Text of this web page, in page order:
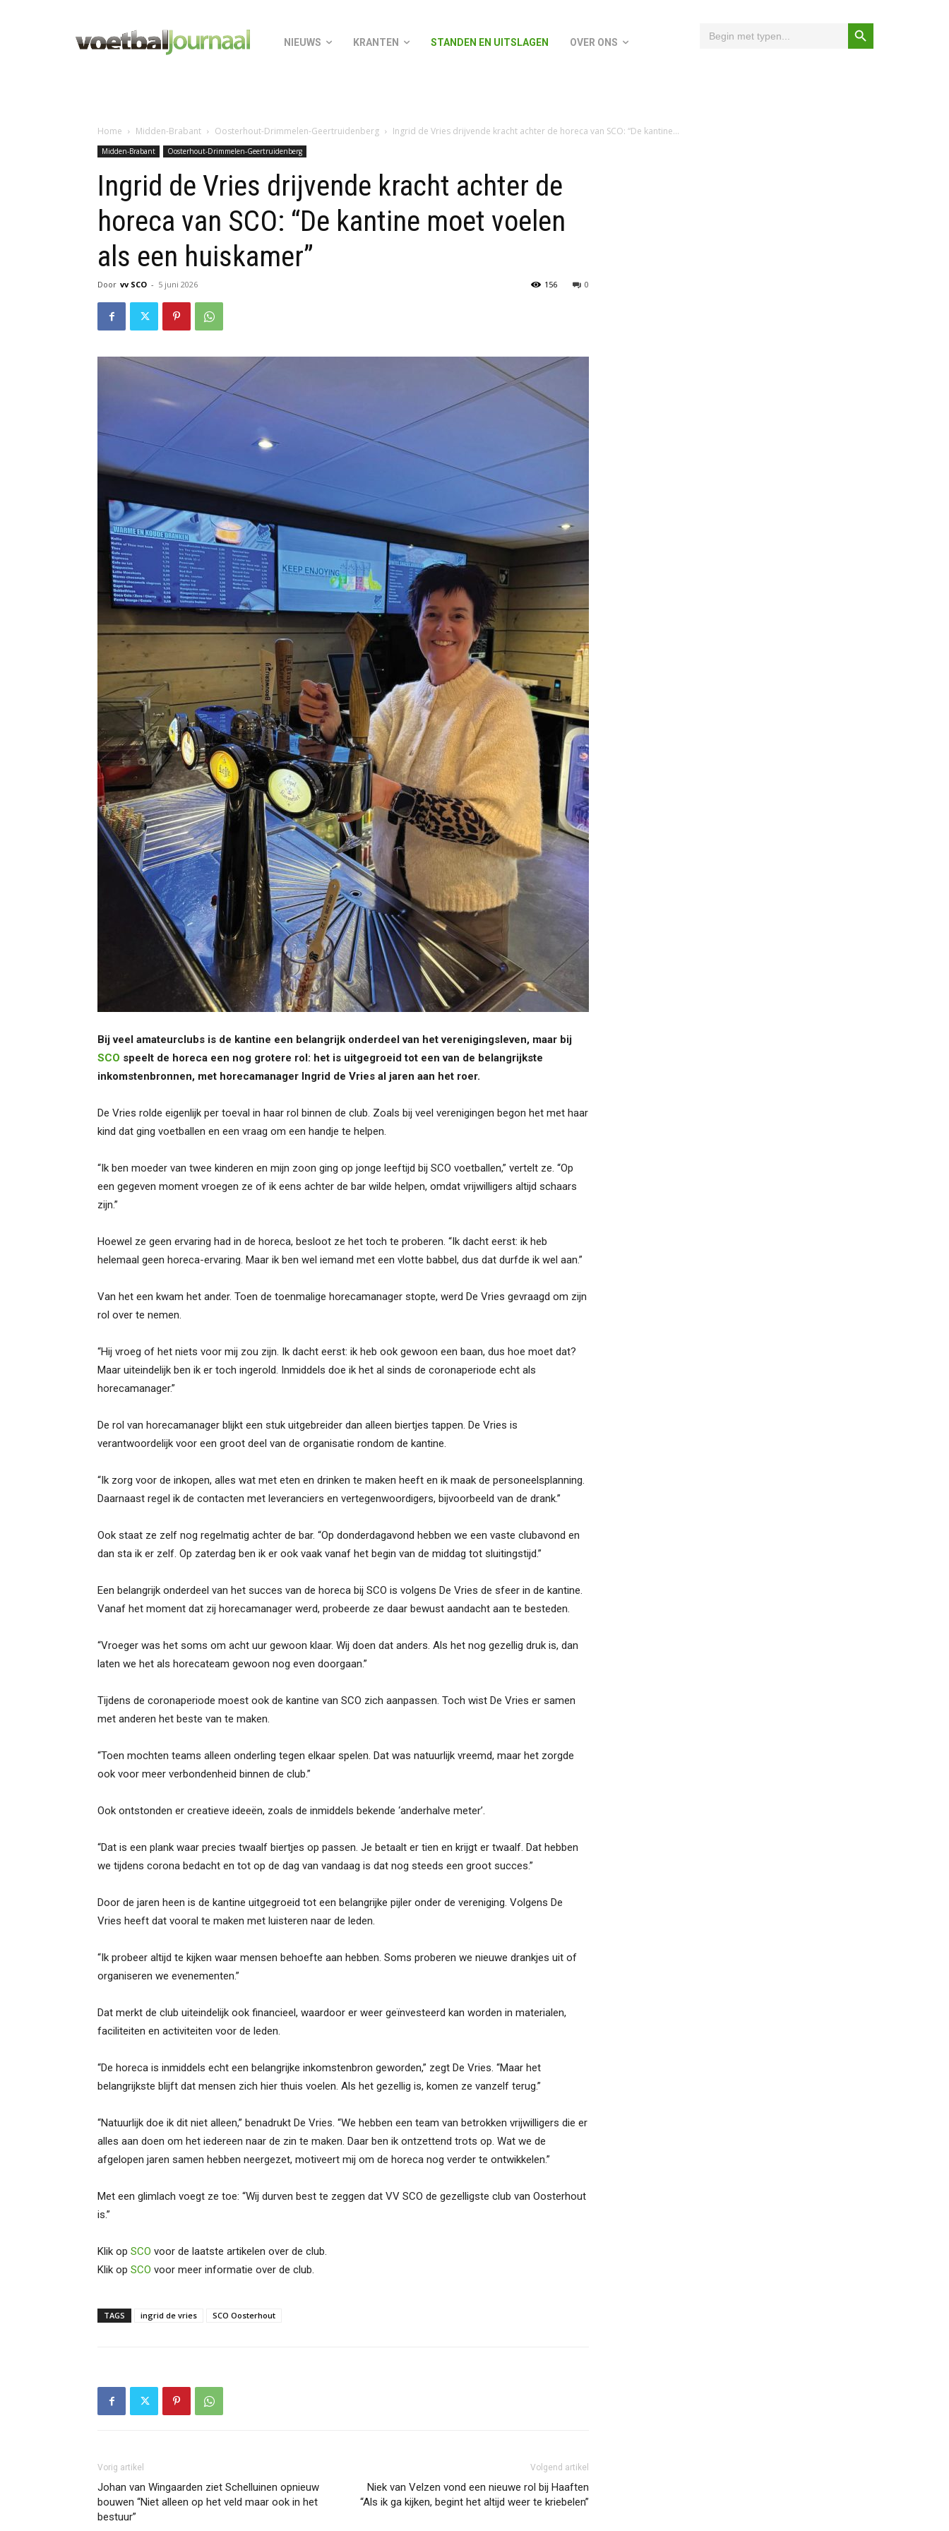
NIEUWS KRANTEN STANDEN EN UITSLAGEN OVER ONS naar:
Zoekknop
Home Midden-Brabant Oosterhout-Drimmelen-Geertruidenberg Ingrid de Vries drijvende kracht achter de horeca van SCO: “De kantine...
Midden-Brabant Oosterhout-Drimmelen-Geertruidenberg
Ingrid de Vries drijvende kracht achter de
horeca van SCO: “De kantine moet voelen
als een huiskamer”
Door vv SCO - 5 juni 2026 0
156
Bij veel amateurclubs is de kantine een belangrijk onderdeel van het verenigingsleven, maar bij
SCO speelt de horeca een nog grotere rol: het is uitgegroeid tot een van de belangrijkste
inkomstenbronnen, met horecamanager Ingrid de Vries al jaren aan het roer.
De Vries rolde eigenlijk per toeval in haar rol binnen de club. Zoals bij veel verenigingen begon het met haar
kind dat ging voetballen en een vraag om een handje te helpen.
“Ik ben moeder van twee kinderen en mijn zoon ging op jonge leeftijd bij SCO voetballen,” vertelt ze. “Op
een gegeven moment vroegen ze of ik eens achter de bar wilde helpen, omdat vrijwilligers altijd schaars
zijn.”
Hoewel ze geen ervaring had in de horeca, besloot ze het toch te proberen. “Ik dacht eerst: ik heb
helemaal geen horeca-ervaring. Maar ik ben wel iemand met een vlotte babbel, dus dat durfde ik wel aan.”
Van het een kwam het ander. Toen de toenmalige horecamanager stopte, werd De Vries gevraagd om zijn
rol over te nemen.
“Hij vroeg of het niets voor mij zou zijn. Ik dacht eerst: ik heb ook gewoon een baan, dus hoe moet dat?
Maar uiteindelijk ben ik er toch ingerold. Inmiddels doe ik het al sinds de coronaperiode echt als
horecamanager.”
De rol van horecamanager blijkt een stuk uitgebreider dan alleen biertjes tappen. De Vries is
verantwoordelijk voor een groot deel van de organisatie rondom de kantine.
“Ik zorg voor de inkopen, alles wat met eten en drinken te maken heeft en ik maak de personeelsplanning.
Daarnaast regel ik de contacten met leveranciers en vertegenwoordigers, bijvoorbeeld van de drank.”
Ook staat ze zelf nog regelmatig achter de bar. “Op donderdagavond hebben we een vaste clubavond en
dan sta ik er zelf. Op zaterdag ben ik er ook vaak vanaf het begin van de middag tot sluitingstijd.”
Een belangrijk onderdeel van het succes van de horeca bij SCO is volgens De Vries de sfeer in de kantine.
Vanaf het moment dat zij horecamanager werd, probeerde ze daar bewust aandacht aan te besteden.
“Vroeger was het soms om acht uur gewoon klaar. Wij doen dat anders. Als het nog gezellig druk is, dan
laten we het als horecateam gewoon nog even doorgaan.”
Tijdens de coronaperiode moest ook de kantine van SCO zich aanpassen. Toch wist De Vries er samen
met anderen het beste van te maken.
“Toen mochten teams alleen onderling tegen elkaar spelen. Dat was natuurlijk vreemd, maar het zorgde
ook voor meer verbondenheid binnen de club.”
Ook ontstonden er creatieve ideeën, zoals de inmiddels bekende ‘anderhalve meter’.
“Dat is een plank waar precies twaalf biertjes op passen. Je betaalt er tien en krijgt er twaalf. Dat hebben
we tijdens corona bedacht en tot op de dag van vandaag is dat nog steeds een groot succes.”
Door de jaren heen is de kantine uitgegroeid tot een belangrijke pijler onder de vereniging. Volgens De
Vries heeft dat vooral te maken met luisteren naar de leden.
“Ik probeer altijd te kijken waar mensen behoefte aan hebben. Soms proberen we nieuwe drankjes uit of
organiseren we evenementen.”
Dat merkt de club uiteindelijk ook financieel, waardoor er weer geïnvesteerd kan worden in materialen,
faciliteiten en activiteiten voor de leden.
“De horeca is inmiddels echt een belangrijke inkomstenbron geworden,” zegt De Vries. “Maar het
belangrijkste blijft dat mensen zich hier thuis voelen. Als het gezellig is, komen ze vanzelf terug.”
“Natuurlijk doe ik dit niet alleen,” benadrukt De Vries. “We hebben een team van betrokken vrijwilligers die er
alles aan doen om het iedereen naar de zin te maken. Daar ben ik ontzettend trots op. Wat we de
afgelopen jaren samen hebben neergezet, motiveert mij om de horeca nog verder te ontwikkelen.”
Met een glimlach voegt ze toe: “Wij durven best te zeggen dat VV SCO de gezelligste club van Oosterhout
is.”
Klik op SCO voor de laatste artikelen over de club.
Klik op SCO voor meer informatie over de club.
TAGS ingrid de vries SCO Oosterhout
Vorig artikel
Johan van Wingaarden ziet Schelluinen opnieuw
bouwen “Niet alleen op het veld maar ook in het
bestuur”
Volgend artikel
Niek van Velzen vond een nieuwe rol bij Haaften
“Als ik ga kijken, begint het altijd weer te kriebelen”